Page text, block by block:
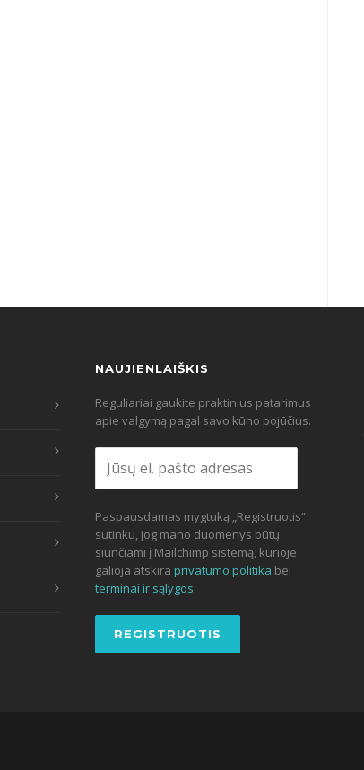
NAUJIENLAIŠKIS
Reguliariai gaukite praktinius patarimus
apie valgymą pagal savo kūno pojūčius.
Paspausdamas mygtuką „Registruotis“
sutinku, jog mano duomenys būtų
siunčiami į Mailchimp sistemą, kurioje
galioja atskira privatumo politika bei
terminai ir sąlygos.